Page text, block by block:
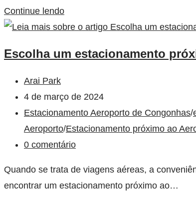
Continue lendo
Escolha um estacionamento
Arai Park
4 de março de 2024
Estacionamento Aeroporto de Congonhas/
Aeroporto/Estacionamento próximo ao
0 comentário
Quando se trata de viagens aéreas, a
encontrar um estacionamento próximo ao…